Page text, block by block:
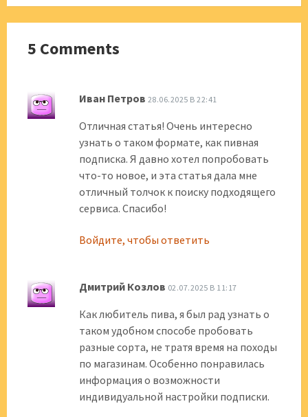
5 Comments
Иван Петров 28.06.2025 В 22:41
Отличная статья! Очень интересно
узнать о таком формате, как пивная
подписка. Я давно хотел попробовать
что-то новое, и эта статья дала мне
отличный толчок к поиску подходящего
сервиса. Спасибо!
Войдите, чтобы ответить
Дмитрий Козлов 02.07.2025 В 11:17
Как любитель пива, я был рад узнать о
таком удобном способе пробовать
разные сорта, не тратя время на походы
по магазинам. Особенно понравилась
информация о возможности
индивидуальной настройки подписки.